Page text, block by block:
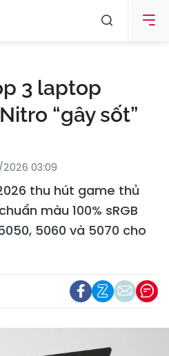
3 laptop
“gây sốt”
03:09
thu hút game thủ
màu 100% sRGB
5060 và 5070 cho